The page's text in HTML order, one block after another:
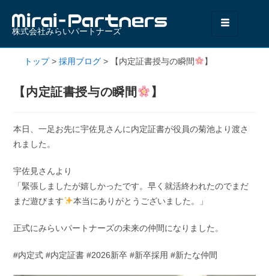
株式会社みらいパートナーズ
トップ> 採用ブログ > 【内定証書授与の瞬間 】
【内定証書授与の瞬間 】
本日、一足お先に宇佐見さんに内定証書が役員の菊池より渡さ
れました。
宇佐見さんより
「緊張しましたが嬉しかったです。早く就活終われたのでまだ
まだ遊びます
本当にありがとうございました。」
正式にみらいパートナーズの未来の仲間になりました。
#内定式 #内定証書 #2026新卒 #新卒採用 #新たな仲間